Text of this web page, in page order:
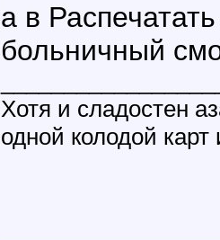
а в
больничный
Хотя и сладостен
одной колодой